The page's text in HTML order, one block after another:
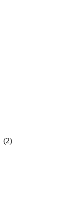
(2)